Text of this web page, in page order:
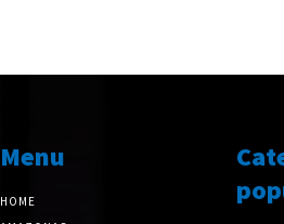
Menu
HOME